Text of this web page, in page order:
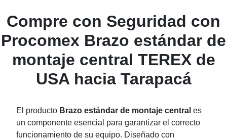
Compre con Seguridad con
Procomex Brazo estándar de
montaje central TEREX de
USA hacia Tarapacá
El producto Brazo estándar de montaje central es
un componente esencial para garantizar el correcto
funcionamiento de su equipo. Diseñado con